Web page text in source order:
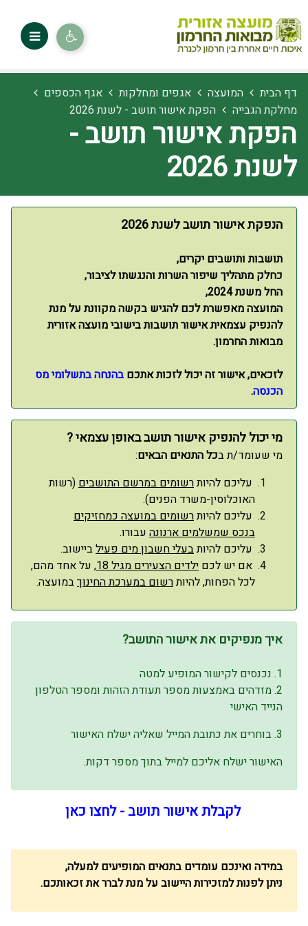
דף הבית המועצה אגפים ומחלקות
אגף הכספים
מחלקת הגבייה
הפקת אישור תושב - לשנת 2026
הפקת אישור תושב -
לשנת 2026
הנפקת אישור תושב לשנת 2026
תושבות ותושבים יקרים,
כחלק מתהליך שיפור השרות והנגשתו לציבור,
החל משנת 2024,
המועצה מאפשרת לכם להגיש בקשה מקוונת על מנת
להנפיק עצמאית אישור תושבות בישובי מועצה אזורית
מבואות החרמון.
לזכאים, אישור זה יכול לזכות אתכם בהנחה בתשלומי מס
הכנסה.
מי יכול להנפיק אישור תושב באופן עצמאי ?
מי שעומד/ת בכל התנאים הבאים:
עליכם להיותרשומים במרשם התושבים(רשות
האוכלוסין-משרד הפנים).
עליכם להיותרשומים במועצה כמחזיקים
בנכס שמשלמים ארנונה עבורו.
עליכם להיותבעלי חשבון מים פעילביישוב.
אם יש לכם ילדים הצעירים מגיל 18
, על אחד מהם,
לכל הפחות, להיותרשום במערכת החינוךבמועצה.
איך מנפיקים את אישור התושב?
1. נכנסים לקישור המופיע למטה
2. מזדהים באמצעות מספר תעודת הזהות ומספר הטלפון
הנייד האישי
3. בוחרים את כתובת המייל שאליה ישלח האישור
האישור ישלח אליכם למייל בתוך מספר דקות.
לקבלת אישור תושב - לחצו כאן
במידה ואינכם עומדים בתנאים המופיעים למעלה,
ניתן לפנות למזכירות היישוב על מנת לברר את זכאותכם.